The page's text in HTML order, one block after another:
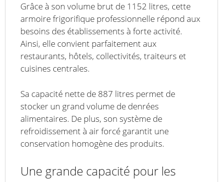
Grâce à son volume brut de 1152 litres, cette
armoire frigorifique professionnelle répond aux
besoins des établissements à forte activité.
Ainsi, elle convient parfaitement aux
restaurants, hôtels, collectivités, traiteurs et
cuisines centrales.
Sa capacité nette de 887 litres permet de
stocker un grand volume de denrées
alimentaires. De plus, son système de
refroidissement à air forcé garantit une
conservation homogène des produits.
Une grande capacité pour les